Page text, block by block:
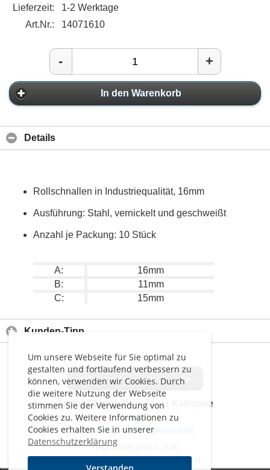
Um unsere Webseite für Sie optimal zu
gestalten und fortlaufend verbessern zu
können, verwenden wir Cookies. Durch
die weitere Nutzung der Webseite
stimmen Sie der Verwendung von
Cookies zu. Weitere Informationen zu
Cookies erhalten Sie in unserer
Datenschutzerklärung
Lieferzeit:
1-2 Werktage
Art.Nr.:
14071610
- +
In den Warenkorb
Details
Rollschnallen in Industriequalität, 16mm
Ausführung: Stahl, vernickelt und geschweißt
Anzahl je Packung: 10 Stück
A:
16mm
B:
11mm
C:
15mm
Kunden-Tipp
<< < > >>
Artikel30 von 75in dieser Kategorie
Impressum-AGB-Datenschutz
THAL VERSAND © 2026
Alle Preise inkl. MwSt. zzgl. Versand